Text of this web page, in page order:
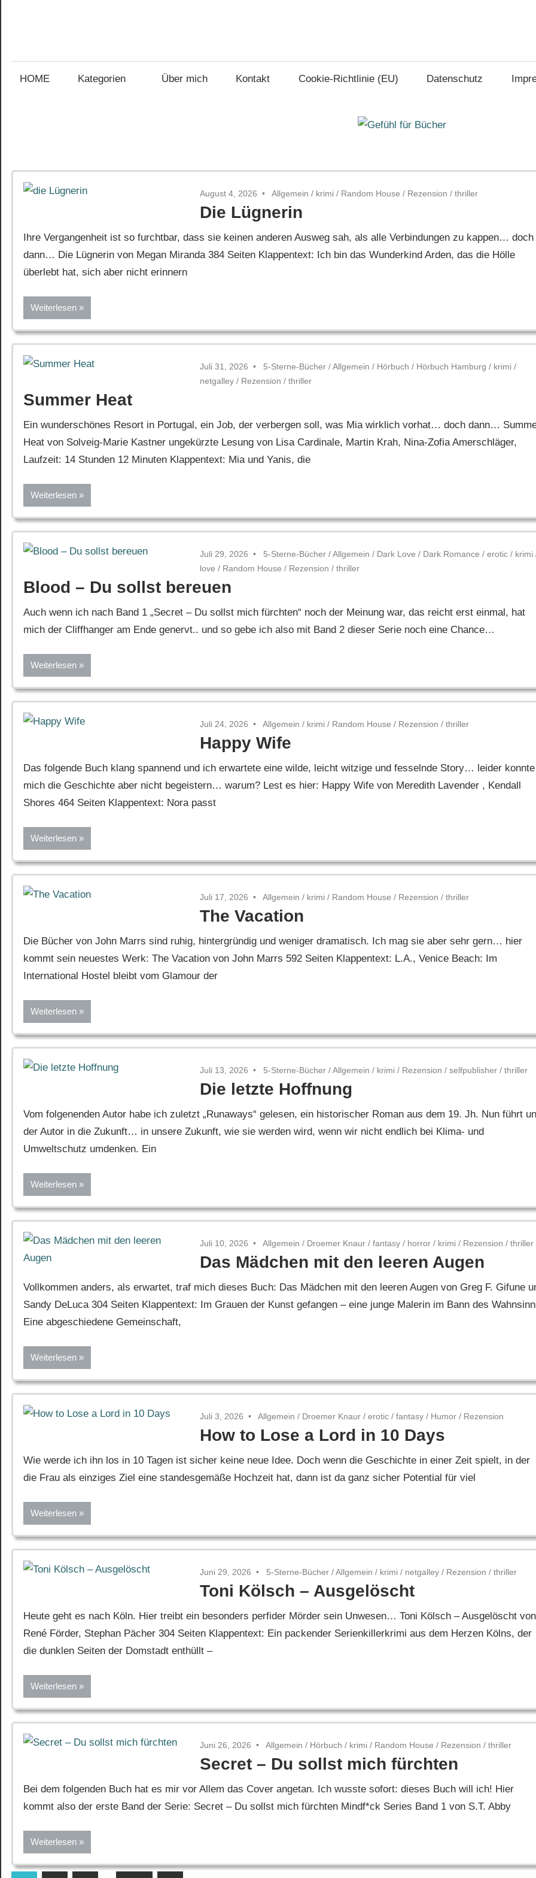
für
HOME Kategorien Über mich Kontakt Cookie-Richtlinie (EU) Datenschutz
August 4, 2026 Allgemein / krimi / Random House / Rezension /thriller
Die Lügnerin
Ihre Vergangenheit ist so furchtbar, dass sie keinen anderen Ausweg sah, als alle Verbindungen zu kappen… doch
dann… Die Lügnerin von Megan Miranda 384 Seiten Klappentext: Ich bin das Wunderkind Arden, das die Hölle
überlebt hat, sich aber nicht erinnern
Weiterlesen
Juli 31, 2026 5-Sterne-Bücher /Allgemein / Hörbuch / Hörbuch Hamburg / krimi /
netgalley / Rezension /thriller
Summer Heat
Ein wunderschönes Resort in Portugal, ein Job, der verbergen soll, was Mia wirklich vorhat… doch dann…
Heat von Solveig-Marie Kastner ungekürzte Lesung von Lisa Cardinale, Martin Krah, Nina-Zofia Amerschläger,
Laufzeit: 14 Stunden 12 Minuten Klappentext: Mia und Yanis, die
Weiterlesen
Juli 29, 2026 5-Sterne-Bücher /Allgemein / Dark Love / Dark Romance /erotic / krimi
love / Random House / Rezension /thriller
Blood – Du sollst bereuen
Auch wenn ich nach Band 1 „Secret – Du sollst mich fürchten“ noch der Meinung war, das reicht erst einmal, hat
mich der Cliffhanger am Ende genervt.. und so gebe ich also mit Band 2 dieser Serie noch eine Chance…
Weiterlesen
Juli 24, 2026 Allgemein / krimi / Random House / Rezension /thriller
Happy Wife
Das folgende Buch klang spannend und ich erwartete eine wilde, leicht witzige und fesselnde Story… leider konnte
mich die Geschichte aber nicht begeistern… warum? Lest es hier: Happy Wife von Meredith Lavender , Kendall
Shores 464 Seiten Klappentext: Nora passt
Weiterlesen
Juli 17, 2026 Allgemein / krimi / Random House / Rezension /thriller
The Vacation
Die Bücher von John Marrs sind ruhig, hintergründig und weniger dramatisch. Ich mag sie aber sehr gern… hier
kommt sein neuestes Werk: The Vacation von John Marrs 592 Seiten Klappentext: L.A., Venice Beach: Im
International Hostel bleibt vom Glamour der
Weiterlesen
Juli 13, 2026 5-Sterne-Bücher /Allgemein / krimi / Rezension /selfpublisher /thriller
Die letzte Hoffnung
Vom folgenenden Autor habe ich zuletzt „Runaways“ gelesen, ein historischer Roman aus dem 19. Jh. Nun führt
der Autor in die Zukunft… in unsere Zukunft, wie sie werden wird, wenn wir nicht endlich bei Klima- und
Umweltschutz umdenken. Ein
Weiterlesen
Juli 10, 2026 Allgemein / Droemer Knaur /fantasy / horror / krimi / Rezension /thriller
Das Mädchen mit den leeren Augen
Vollkommen anders, als erwartet, traf mich dieses Buch: Das Mädchen mit den leeren Augen von Greg F. Gifune
Sandy DeLuca 304 Seiten Klappentext: Im Grauen der Kunst gefangen – eine junge Malerin im Bann des
Eine abgeschiedene Gemeinschaft,
Weiterlesen
Juli 3, 2026 Allgemein / Droemer Knaur /erotic /fantasy / Humor / Rezension
How to Lose a Lord in 10 Days
Wie werde ich ihn los in 10 Tagen ist sicher keine neue Idee. Doch wenn die Geschichte in einer Zeit spielt, in der
die Frau als einziges Ziel eine standesgemäße Hochzeit hat, dann ist da ganz sicher Potential für viel
Weiterlesen
Juni 29, 2026 5-Sterne-Bücher /Allgemein / krimi / netgalley / Rezension /thriller
Toni Kölsch – Ausgelöscht
Heute geht es nach Köln. Hier treibt ein besonders perfider Mörder sein Unwesen… Toni Kölsch – Ausgelöscht von
René Förder, Stephan Pächer 304 Seiten Klappentext: Ein packender Serienkillerkrimi aus dem Herzen Kölns, der
die dunklen Seiten der Domstadt enthüllt –
Weiterlesen
Juni 26, 2026 Allgemein / Hörbuch / krimi / Random House / Rezension /thriller
Secret – Du sollst mich fürchten
Bei dem folgenden Buch hat es mir vor Allem das Cover angetan. Ich wusste sofort: dieses Buch will ich! Hier
kommt also der erste Band der Serie: Secret – Du sollst mich fürchten Mindf*ck Series Band 1 von S.T. Abby
Weiterlesen